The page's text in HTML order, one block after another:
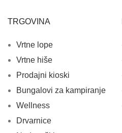
TRGOVINA
Vrtne lope
Vrtne hiše
Prodajni kioski
Bungalovi za kampiranje
Wellness
Drvarnice